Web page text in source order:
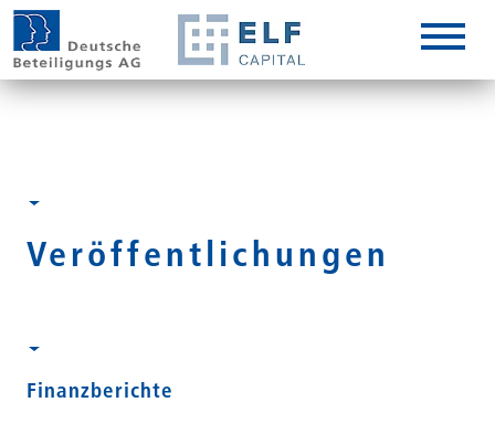
Veröffentlichungen
Finanzberichte